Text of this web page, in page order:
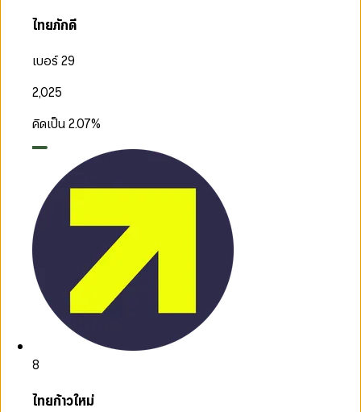
ไทยภักดี
เบอร์ 29
2,025
คิดเป็น2.07%
8
ไทยก้าวใหม่